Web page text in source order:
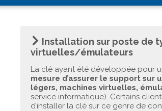
Installation sur poste de
virtuelles/émulateurs
La clé ayant été développée pour
mesure d’assurer le support
légers, machines virtuelles,
service informatique). Certains
d’installer la clé sur ce genre de